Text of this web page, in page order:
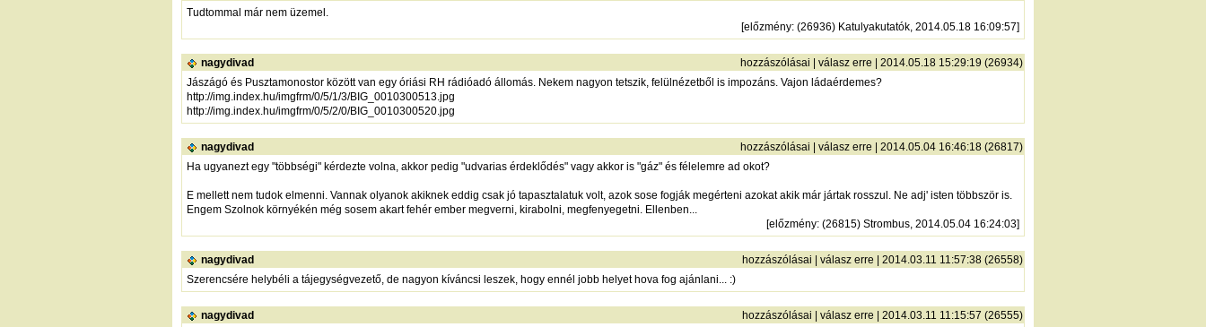
Tudtommal már nem üzemel.
[előzmény: (26936) Katulyakutatók, 2014.05.18 16:09:57]
nagydivad hozzászólásai válasz erre | 2014.05.18 15:29:19 (26934)
Jászágó és Pusztamonostor között van egy óriási RH rádióadó állomás. Nekem nagyon tetszik, felülnézetből is impozáns. Vajon ládaérdemes?
http://img.index.hu/imgfrm/0/5/1/3/BIG_0010300513.jpg
http://img.index.hu/imgfrm/0/5/2/0/BIG_0010300520.jpg
nagydivad hozzászólásai válasz erre | 2014.05.04 16:46:18 (26817)
Ha ugyanezt egy "többségi" kérdezte volna, akkor pedig "udvarias érdeklődés" vagy akkor is "gáz" és félelemre ad okot?
E mellett nem tudok elmenni. Vannak olyanok akiknek eddig csak jó tapasztalatuk volt, azok sose fogják megérteni azokat akik már jártak rosszul. Ne adj' isten többször is.
Engem Szolnok környékén még sosem akart fehér ember megverni, kirabolni, megfenyegetni. Ellenben...
[előzmény: (26815) Strombus, 2014.05.04 16:24:03]
nagydivad hozzászólásai válasz erre | 2014.03.11 11:57:38 (26558)
Szerencsére helybéli a tájegységvezető, de nagyon kíváncsi leszek, hogy ennél jobb helyet hova fog ajánlani... :)
nagydivad hozzászólásai válasz erre | 2014.03.11 11:15:57 (26555)